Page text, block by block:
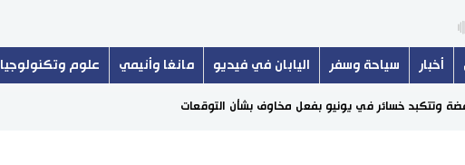
أخبار سياحة وسفر اليابان في فيديو مانغا وأنيمي علوم وتكنولوجيا
وتتكبد خسائر في يونيو بفعل مخاوف بشأن التوقعات